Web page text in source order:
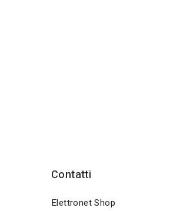
Contatti
Elettronet Shop